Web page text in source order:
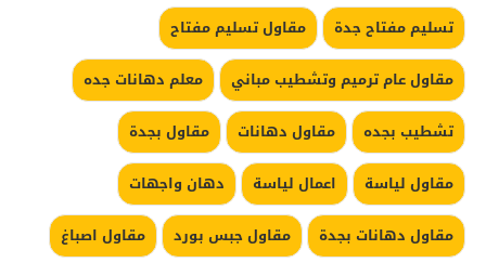
تسليم مفتاح جدة
مقاول تسليم مفتاح
مقاول عام ترميم وتشطيب مباني
معلم دهانات جده
تشطيب بجده
مقاول دهانات
مقاول بجدة
مقاول لياسة
اعمال لياسة
دهان واجهات
مقاول دهانات بجدة
مقاول جبس بورد
مقاول اصباغ